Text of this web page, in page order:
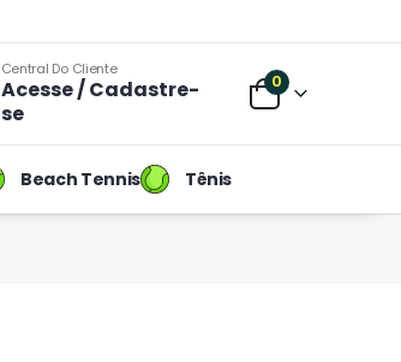
Central Do Cliente
Acesse / Cadastre-
se
0
Beach Tennis Tênis